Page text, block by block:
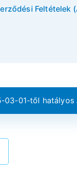
Feltételek
03-01-től hatályos